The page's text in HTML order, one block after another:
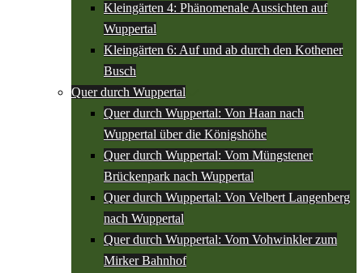
Kleingärten 4: Phänomenale Aussichten auf
Wuppertal
Kleingärten 6: Auf und ab durch den Kothener
Busch
Quer durch Wuppertal
Quer durch Wuppertal: Von Haan nach
Wuppertal über die Königshöhe
Quer durch Wuppertal: Vom Müngstener
Brückenpark nach Wuppertal
Quer durch Wuppertal: Von Velbert Langenberg
nach Wuppertal
Quer durch Wuppertal: Vom Vohwinkler zum
Mirker Bahnhof